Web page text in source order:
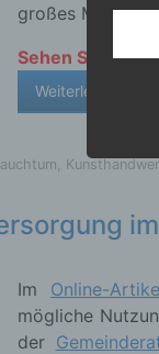
großes
Sehen Sie hier
Weiterlesen
im
Im Online-
mögliche
der
c)
d)